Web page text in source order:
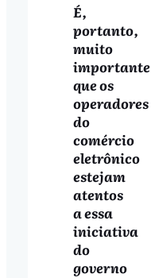
É,
portanto,
muito
importante
que os
operadores
do
comércio
eletrônico
estejam
atentos
a essa
iniciativa
do
governo